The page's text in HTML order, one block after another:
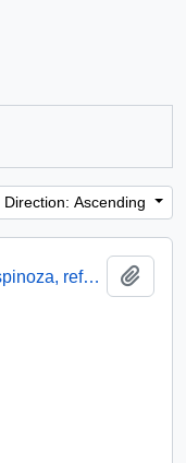
Direction: Ascending
[Oficio del Asesore Presidencial dirigido al Intendente de la II Región, Sr. Blas Espinoza, referente a saludo de Navidad]